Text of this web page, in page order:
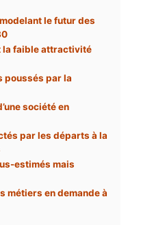
le futur des
la faible attractivité
poussés par la
société en
par les départs à la
estimés mais
métiers en demande à